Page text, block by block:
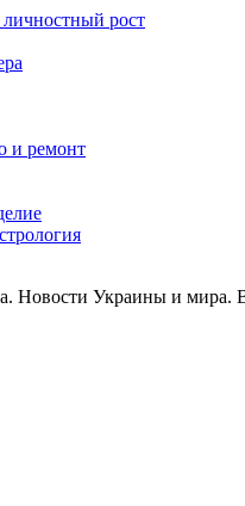
рост
и ремонт
Новости Украины и мира.